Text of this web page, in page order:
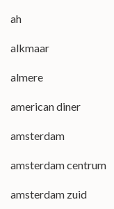
ah
alkmaar
almere
american diner
amsterdam
amsterdam centrum
amsterdam zuid